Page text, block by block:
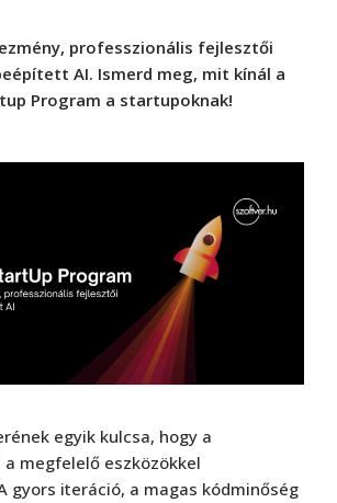
professzionális fejlesztői
AI. Ismerd meg, mit kínál a
Program a startupoknak!
egyik kulcsa, hogy a
megfelelő eszközökkel
gyors iteráció, a magas kódminőség